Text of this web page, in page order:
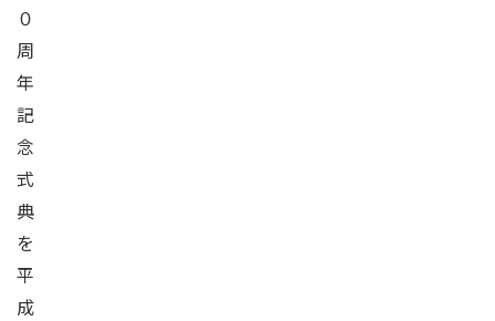
０
周
年
記
念
式
典
を
平
成